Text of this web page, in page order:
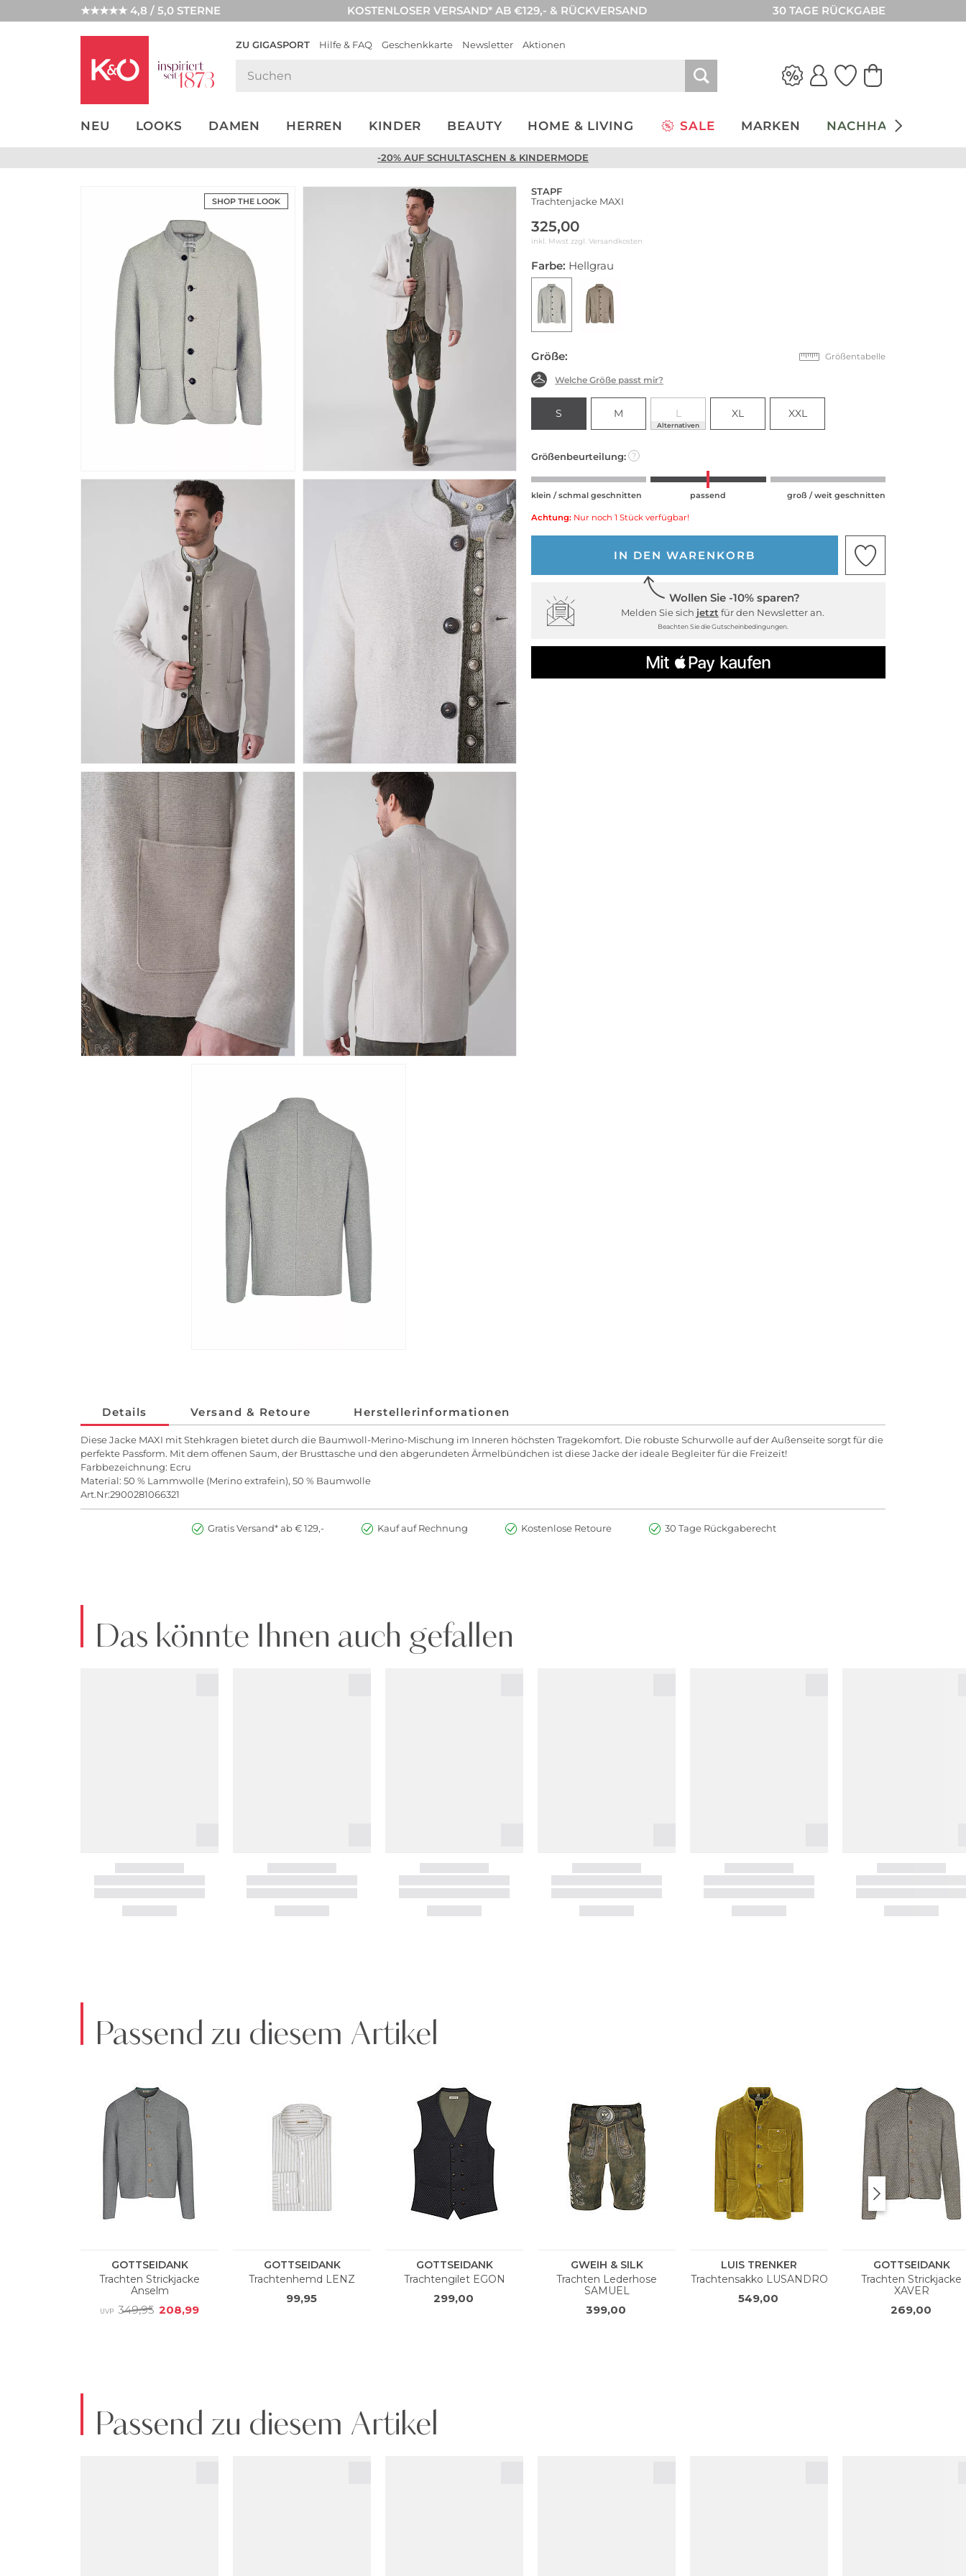
★★★★★ 4,8 / 5,0 STERNE KOSTENLOSER VERSAND* AB €129,- & RÜCKVERSAND 30 TAGE RÜCKGABE
ZU GIGASPORT Hilfe & FAQ Geschenkkarte Newsletter Aktionen
NEU LOOKS DAMEN HERREN KINDER BEAUTY HOME & LIVING SALE MARKEN NACHHALTIGKEIT
NEW IN
WEDDING
-20% AUF SCHULTASCHEN & KINDERMODE
SHOP THE LOOK
STAPF
Trachtenjacke MAXI
325,00
inkl. Mwst zzgl. Versandkosten
Farbe: Hellgrau
Größe: Größentabelle
Welche Größe passt mir?
S M L
Alternativen
XL XXL
Größenbeurteilung: ?
klein / schmal geschnitten passend groß / weit geschnitten
Achtung: Nur noch 1 Stück verfügbar!
IN DEN WARENKORB
Wollen Sie -10% sparen?
Melden Sie sich jetzt für den Newsletter an.
Beachten Sie die Gutscheinbedingungen.
Details Versand & Retoure Herstellerinformationen
Diese Jacke MAXI mit Stehkragen bietet durch die Baumwoll-Merino-Mischung im Inneren höchsten Tragekomfort. Die robuste Schurwolle auf der Außenseite sorgt für die
perfekte Passform. Mit dem offenen Saum, der Brusttasche und den abgerundeten Ärmelbündchen ist diese Jacke der ideale Begleiter für die Freizeit!
Farbbezeichnung: Ecru
Material: 50 % Lammwolle (Merino extrafein), 50 % Baumwolle
Art.Nr:2900281066321
Gratis Versand* ab € 129,- Kauf auf Rechnung Kostenlose Retoure 30 Tage Rückgaberecht
Das könnte Ihnen auch gefallen
Passend zu diesem Artikel
Passend zu diesem Artikel